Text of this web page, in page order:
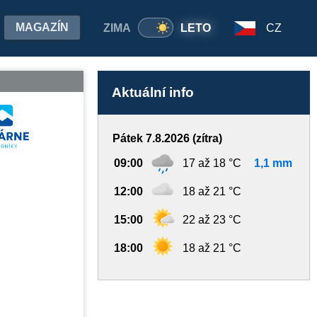
ZIMA LETO
MAGAZÍN CZ
Aktuální info
Pátek 7.8.2026 (zítra)
09:00 17 až 18 °C 1,1 mm
12:00 18 až 21 °C
15:00 22 až 23 °C
18:00 18 až 21 °C